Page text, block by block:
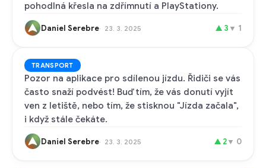
pohodlná křesla na zdřímnutí a PlayStationy.
Daniel Serebre 23. 3. 2025 ▲ 3 ▼ 1
TRANSPORT
Pozor na aplikace pro sdílenou jízdu. Řidiči se vás
často snaží podvést! Buď tím, že vás donutí vyjít
ven z letiště, nebo tím, že stisknou "Jízda začala",
i když stále čekáte.
Daniel Serebre 23. 3. 2025 ▲ 2▼ 0